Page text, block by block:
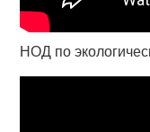
НОД по